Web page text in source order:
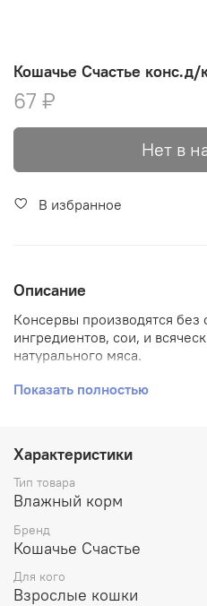
Кошачье Счастье конс.д/
67 ₽
Нет в
В избранное
Описание
Консервы производятся
ингредиентов, сои, и
натурального мяса.
Ингредиенты:
В 100 г корма содержится (в
- 5,0углеводы - 4,0клетчатка
75,0%
Показать полностью
Характеристики
Тип товара
Влажный корм
Бренд
Кошачье Счастье
Для кого
Взрослые кошки